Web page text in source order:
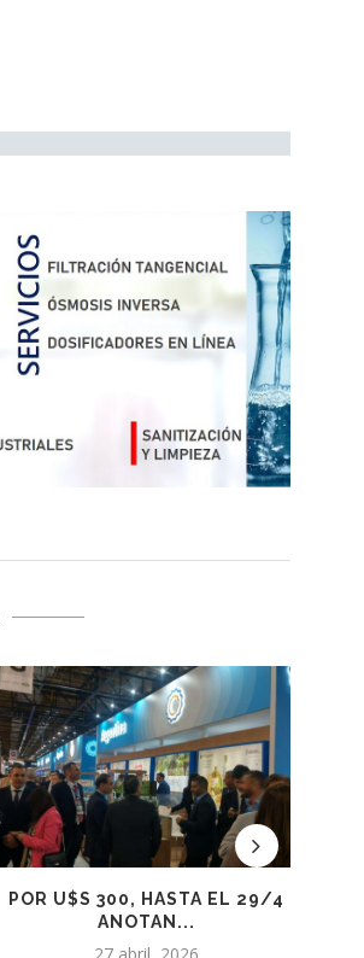
POR U$S 300, HASTA EL 29/4
ANOTAN...
27 abril, 2026